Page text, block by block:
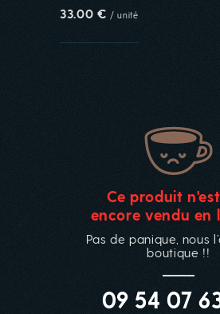
33.00 € / unité
Ce produit
encore vendu en
Pas de panique, nous
boutique !!
09 54 07